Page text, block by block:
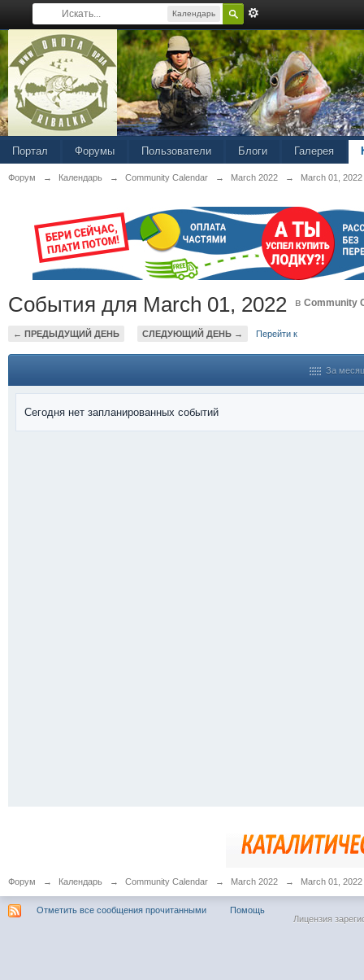
Календарь
Портал Форумы Пользователи Блоги Галерея
Форум → Календарь → Community Calendar → March 2022 → March 01, 2022
События для March 01, 2022 в Community
← ПРЕДЫДУЩИЙ ДЕНЬ СЛЕДУЮЩИЙ ДЕНЬ → Перейти к
За месяц
Сегодня нет запланированных событий
Форум → Календарь → Community Calendar → March 2022 → March 01, 2022
Отметить все сообщения прочитанными
Помощь
Лицензия